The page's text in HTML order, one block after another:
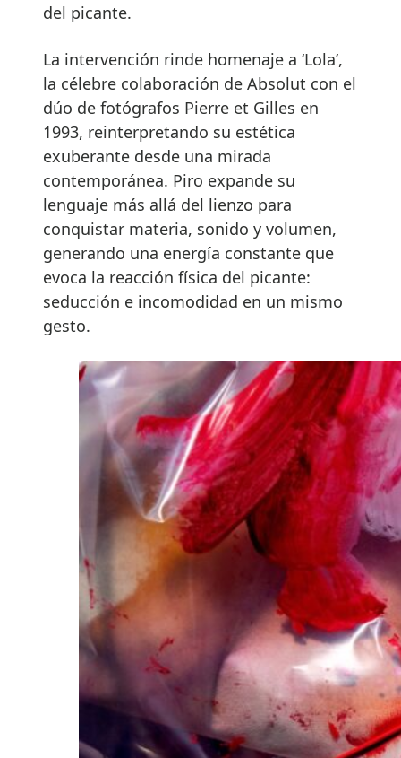
del picante.
La intervención rinde homenaje a ‘Lola’,
la célebre colaboración de Absolut con el
dúo de fotógrafos Pierre et Gilles en
1993, reinterpretando su estética
exuberante desde una mirada
contemporánea. Piro expande su
lenguaje más allá del lienzo para
conquistar materia, sonido y volumen,
generando una energía constante que
evoca la reacción física del picante:
seducción e incomodidad en un mismo
gesto.